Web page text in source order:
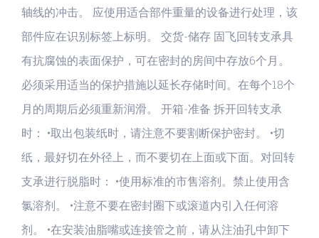
轴线的冲击。 应使用适合部件重量的设备进行处理，该
部件应在识别标签上标明。 交货-储存 固飞回转支承具
有抗腐蚀的表面保护，可在密封的房间中存放6个月。
必须采用适当的保护措施以延长存储时间。在每个18个
月的周期后必须重新润滑。 开箱-准备 拆开回转支承
时： •取出包装纸时，请注意不要割断保护密封。 •切
纸，最好切在外径上，而不要切在上面或下面。对回转
支承进行脱脂时： •使用标准的市售溶剂。禁止使用含
氯溶剂。 •注意不要在密封圈下或滚道内引入任何溶
剂。 •在安装油脂嘴或连接管之前，请从注油孔中卸下